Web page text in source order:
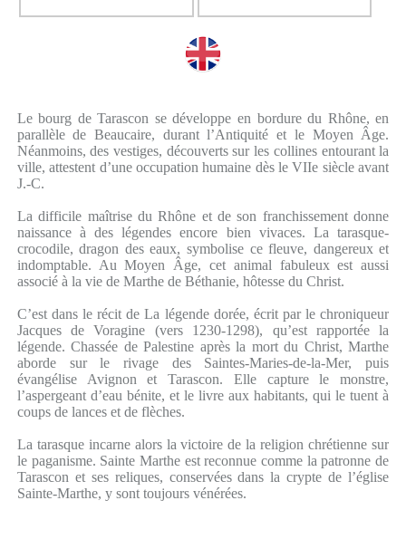
Le bourg de Tarascon se développe en bordure du Rhône, en
parallèle de Beaucaire, durant l’Antiquité et le Moyen Âge.
Néanmoins, des vestiges, découverts sur les collines entourant la
ville, attestent d’une occupation humaine dès le VIIe siècle avant
J.-C.
La difficile maîtrise du Rhône et de son franchissement donne
naissance à des légendes encore bien vivaces. La tarasque-
crocodile, dragon des eaux, symbolise ce fleuve, dangereux et
indomptable. Au Moyen Âge, cet animal fabuleux est aussi
associé à la vie de Marthe de Béthanie, hôtesse du Christ.
C’est dans le récit de La légende dorée, écrit par le chroniqueur
Jacques de Voragine (vers 1230-1298), qu’est rapportée la
légende. Chassée de Palestine après la mort du Christ, Marthe
aborde sur le rivage des Saintes-Maries-de-la-Mer, puis
évangélise Avignon et Tarascon. Elle capture le monstre,
l’aspergeant d’eau bénite, et le livre aux habitants, qui le tuent à
coups de lances et de flèches.
La tarasque incarne alors la victoire de la religion chrétienne sur
le paganisme. Sainte Marthe est reconnue comme la patronne de
Tarascon et ses reliques, conservées dans la crypte de l’église
Sainte-Marthe, y sont toujours vénérées.